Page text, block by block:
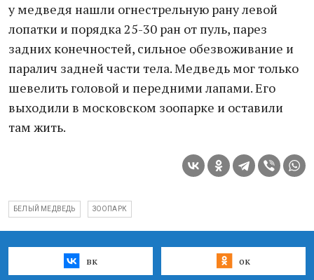
у медведя нашли огнестрельную рану левой
лопатки и порядка 25-30 ран от пуль, парез
задних конечностей, сильное обезвоживание и
паралич задней части тела. Медведь мог только
шевелить головой и передними лапами. Его
выходили в московском зоопарке и оставили
там жить.
БЕЛЫЙ МЕДВЕДЬ ЗООПАРК
вк ок